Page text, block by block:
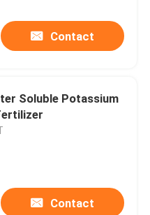
Contact
Soluble Potassium
Contact